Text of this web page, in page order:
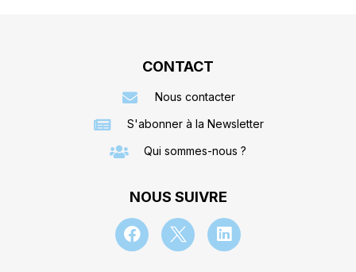
CONTACT
Nous contacter
S'abonner à la Newsletter
Qui sommes-nous ?
NOUS SUIVRE